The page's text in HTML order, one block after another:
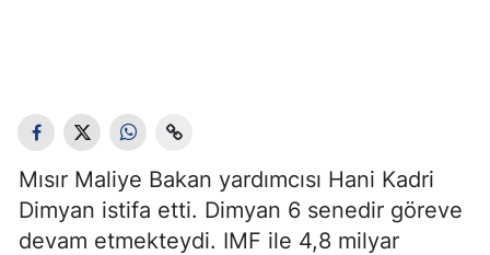
Mısır Maliye Bakan yardımcısı Hani Kadri
Dimyan istifa etti. Dimyan 6 senedir göreve
devam etmekteydi. IMF ile 4,8 milyar